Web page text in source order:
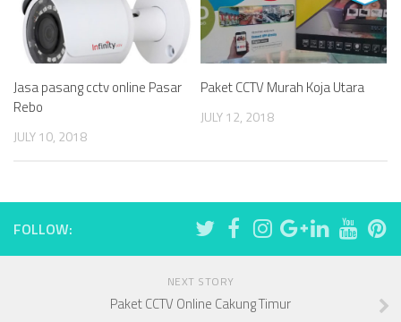
Jasa pasang cctv online Pasar
Rebo
JULY 10, 2018
Paket CCTV Murah Koja Utara
JULY 12, 2018
FOLLOW:
NEXT STORY
Paket CCTV Online Cakung Timur